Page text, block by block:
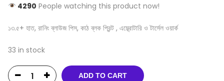
4290 People watching this product now!
১৩.৫+ হাত, রানিং ব্লাউজ পিস, কাঠ ব্লক প্রিন্ট , এম্ব্রোটারি ও টার্সেল ওয়ার্ক
33 in stock
ADD TO CART